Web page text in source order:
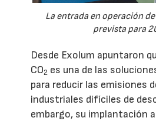
La entrada en operación
prevista para
Desde Exolum apuntaron
CO2 es una de las
para reducir las emisiones
industriales difíciles de
embargo, su implantación